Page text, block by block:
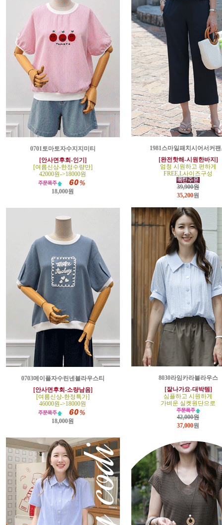
0701토마토자수지지미티
[안사면후회-인기]
[여름신상-한정수량만]
42000원->18000원
18,000원
1981스마일패치시어서커팬
[완전핫해-시원한바지]
엄청 시원하고 편하게
FREE,L사이즈구성
39,900원
35,200원
0703메이플자수린넨블라우스티
[안사면후회-소량남음]
[여름신상-한정특가]
46000원->18000원
18,000원
8030라임카라블라우스
[잘나가요-대박템]
심플하고 시원하게
가벼운 실켓원단으로
42,000원
37,000원